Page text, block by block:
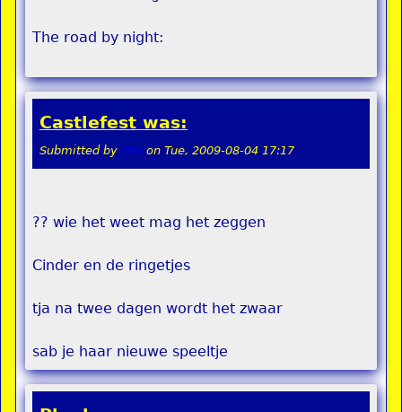
The road by night:
Castlefest was:
Submitted by stel on Tue, 2009-08-04 17:17
?? wie het weet mag het zeggen
Cinder en de ringetjes
tja na twee dagen wordt het zwaar
sab je haar nieuwe speeltje